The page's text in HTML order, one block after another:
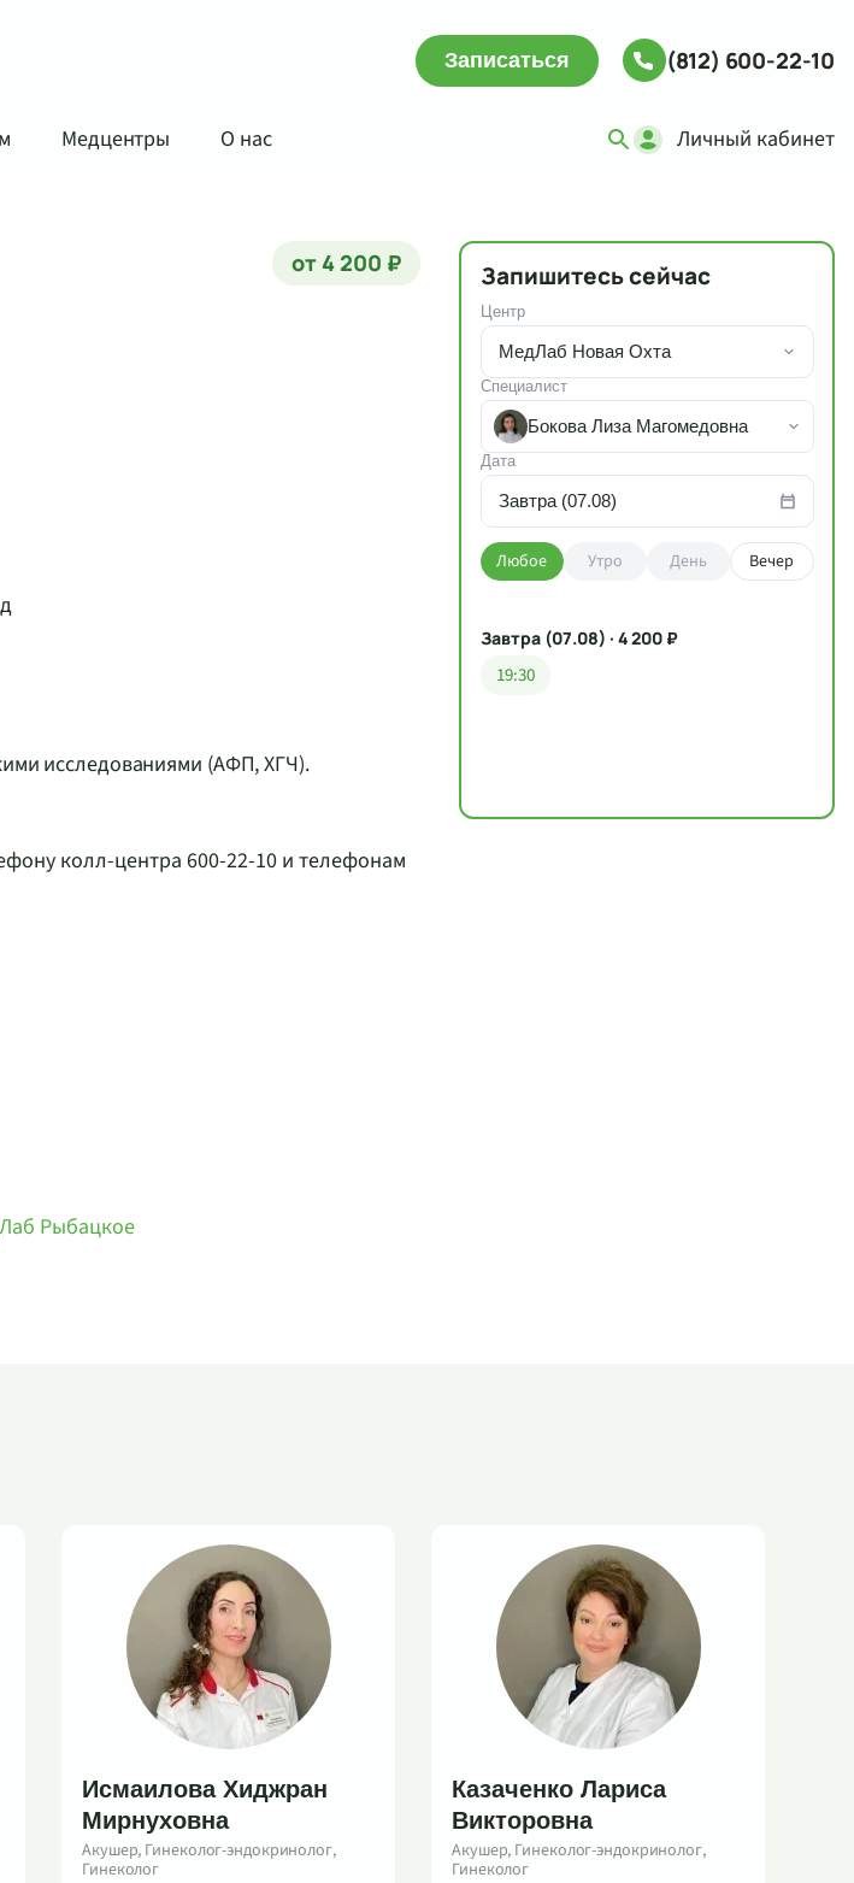
Записаться (812) 600-22-10
Медцентры О нас Личный кабинет
Запишитесь сейчас
Центр
МедЛаб Новая Охта
Специалист
Бокова Лиза Магомедовна
Дата
Завтра (07.08)
Любое Утро День Вечер
Завтра (07.08) · 4 200 ₽
19:30
от 4 200 ₽
исследованиями (АФП, ХГЧ).
колл-центра 600-22-10 и телефонам
Рыбацкое
Исмаилова Хиджран
Мирнуховна
Акушер, Гинеколог-эндокринолог,
Гинеколог
Казаченко Лариса
Викторовна
Акушер, Гинеколог-эндокринолог,
Гинеколог